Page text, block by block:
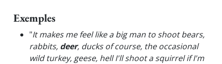
Exemples
"It makes me feel like a big man to shoot bears,
rabbits, deer, ducks of course, the occasional
wild turkey, geese, hell I'll shoot a squirrel if I'm